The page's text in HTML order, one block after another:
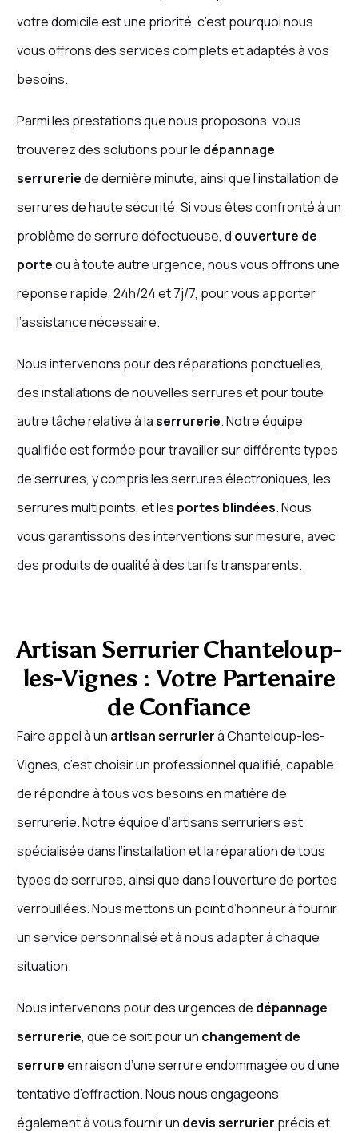
votre domicile est une priorité, c’est pourquoi nous
vous offrons des services complets et adaptés à vos
besoins.
Parmi les prestations que nous proposons, vous
trouverez des solutions pour le dépannage
serrureriede dernière minute, ainsi que l’installation de
serrures de haute sécurité. Si vous êtes confronté à un
problème de serrure défectueuse, d’ouverture de
porteou à toute autre urgence, nous vous offrons une
réponse rapide, 24h/24 et 7j/7, pour vous apporter
l’assistance nécessaire.
Nous intervenons pour des réparations ponctuelles,
des installations de nouvelles serrures et pour toute
autre tâche relative à laserrurerie. Notre équipe
qualifiée est formée pour travailler sur différents types
de serrures, y compris les serrures électroniques, les
serrures multipoints, et les portes blindées. Nous
vous garantissons des interventions sur mesure, avec
des produits de qualité à des tarifs transparents.
Artisan Serrurier Chanteloup-
les-Vignes : Votre Partenaire
de Confiance
Faire appel à un artisan serrurierà Chanteloup-les-
Vignes, c’est choisir un professionnel qualifié, capable
de répondre à tous vos besoins en matière de
serrurerie. Notre équipe d’artisans serruriers est
spécialisée dans l’installation et la réparation de tous
types de serrures, ainsi que dans l’ouverture de portes
verrouillées. Nous mettons un point d’honneur à fournir
un service personnalisé et à nous adapter à chaque
situation.
Nous intervenons pour des urgences de dépannage
serrurerie, que ce soit pour un changement de
serrureen raison d’une serrure endommagée ou d’une
tentative d’effraction. Nous nous engageons
également à vous fournir un devis serrurier précis et